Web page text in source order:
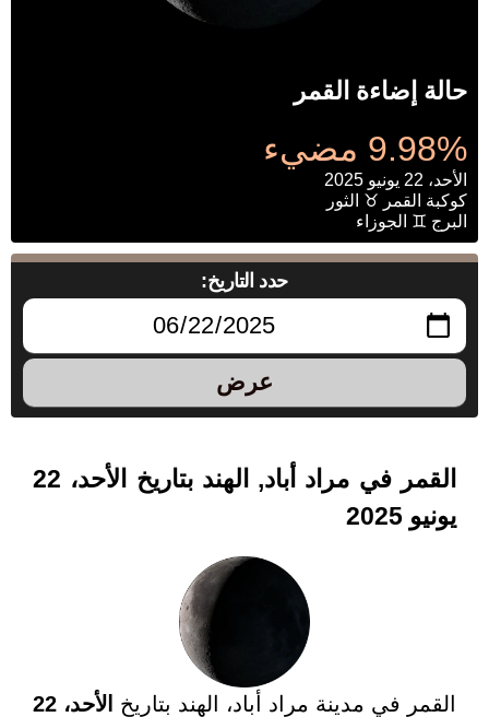
حالة إضاءة القمر
9.98% مضيء
الأحد، 22 يونيو 2025
كوكبة القمر ♉ الثور
البرج ♊ الجوزاء
حدد التاريخ:
عرض
القمر في مراد أباد, الهند بتاريخ الأحد، 22
يونيو 2025
القمر في مدينة مراد أباد، الهند بتاريخ
الأحد، 22